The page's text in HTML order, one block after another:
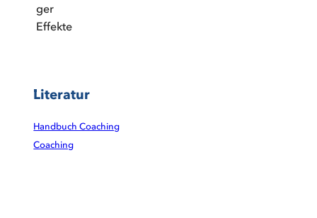
ger
Effekte
Literatur
Handbuch Coaching
Coaching